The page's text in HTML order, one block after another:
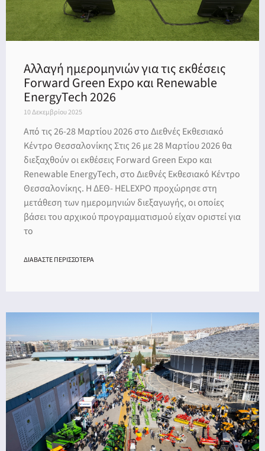
Αλλαγή ημερομηνιών για τις εκθέσεις
Forward Green Expo και Renewable
EnergyTech 2026
10 Δεκεμβρίου 2025
Από τις 26-28 Μαρτίου 2026 στο Διεθνές Εκθεσιακό
Κέντρο Θεσσαλονίκης Στις 26 με 28 Μαρτίου 2026 θα
διεξαχθούν οι εκθέσεις Forward Green Expo και
Renewable EnergyTech, στο Διεθνές Εκθεσιακό Κέντρο
Θεσσαλονίκης. Η ΔΕΘ- HELEXPO προχώρησε στη
μετάθεση των ημερομηνιών διεξαγωγής, οι οποίες
βάσει του αρχικού προγραμματισμού είχαν οριστεί για
το
ΔΙΑΒΑΣΤΕ ΠΕΡΙΣΣΟΤΕΡΑ